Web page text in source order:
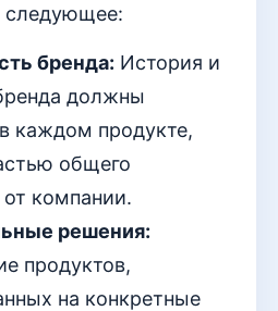
следующее:
бренда: История и
должны
каждом продукте,
общего
от компании.
решения:
продуктов,
на конкретные